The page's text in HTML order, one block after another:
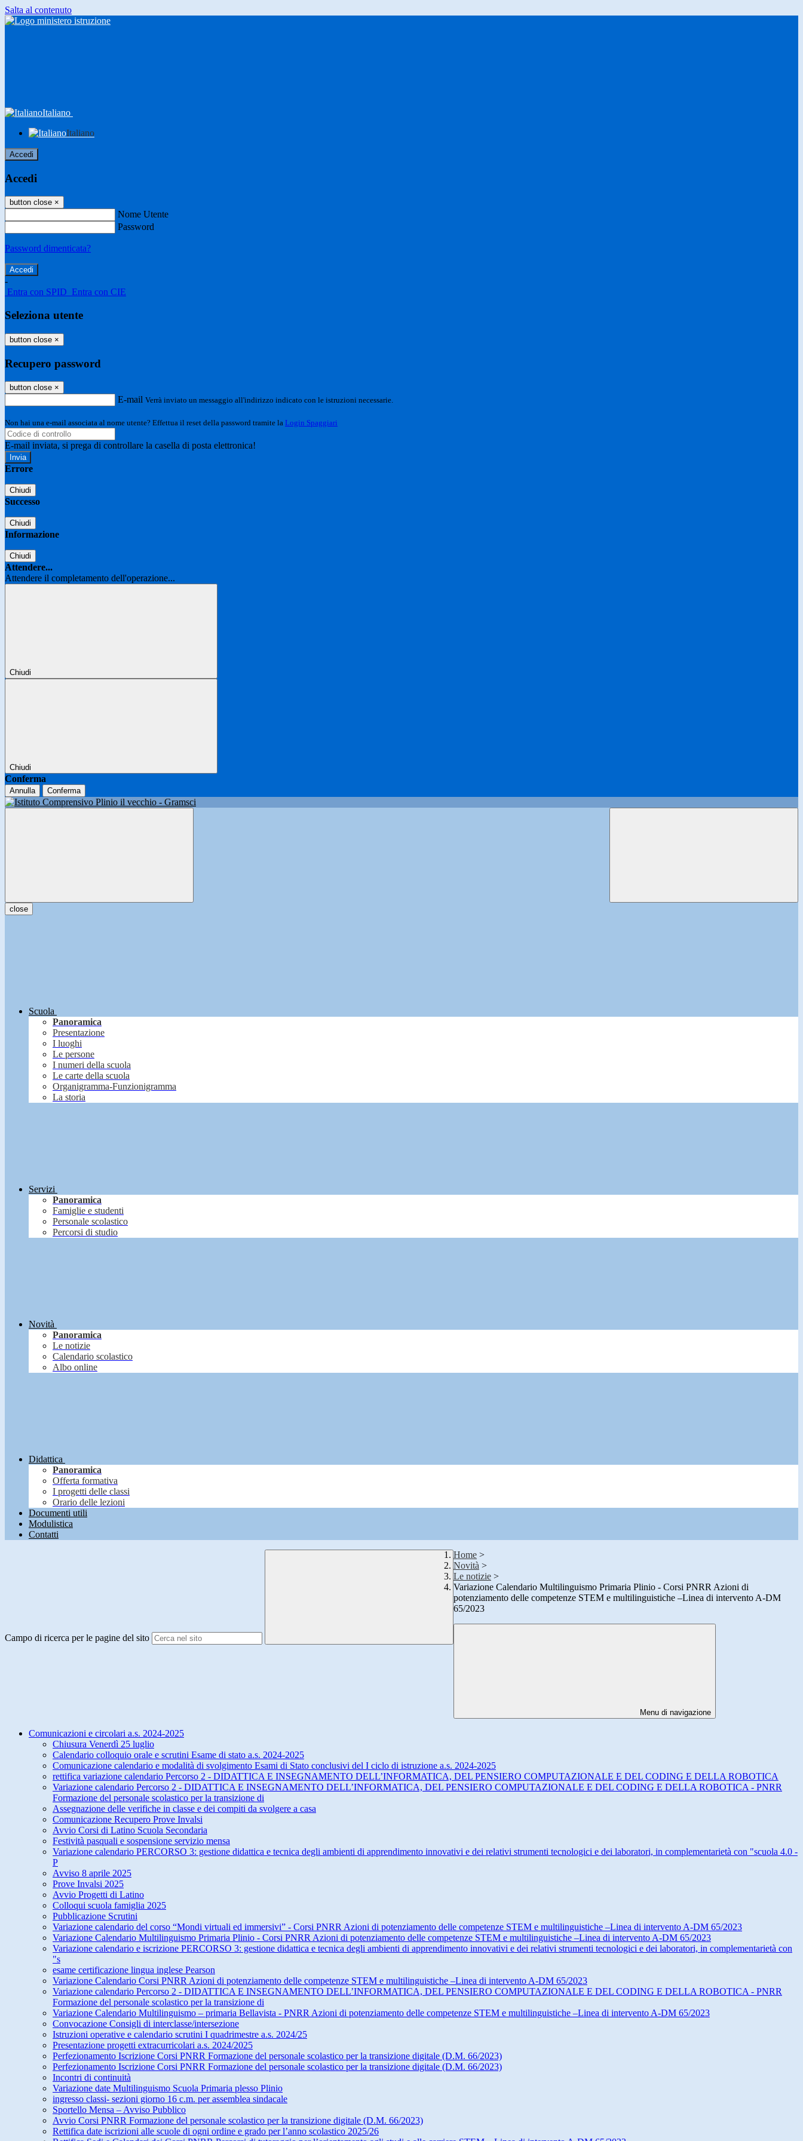
Salta al contenuto
Italiano
Italiano
Accedi
Accedi
button close ×
Nome Utente
Password
Password dimenticata?
-
Entra con SPID Entra con CIE
Seleziona utente
button close ×
Recupero password
button close ×
E-mail Verrà inviato un messaggio all'indirizzo indicato con le istruzioni necessarie.
Non hai una e-mail associata al nome utente? Effettua il reset della password tramite la Login Spaggiari
E-mail inviata, si prega di controllare la casella di posta elettronica!
Errore
Chiudi
Successo
Chiudi
Informazione
Chiudi
Attendere...
Attendere il completamento dell'operazione...
Chiudi
Chiudi
Conferma
Annulla Conferma
close
Scuola
Panoramica
Presentazione
I luoghi
Le persone
I numeri della scuola
Le carte della scuola
Organigramma-Funzionigramma
La storia
Servizi
Panoramica
Famiglie e studenti
Personale scolastico
Percorsi di studio
Novità
Panoramica
Le notizie
Calendario scolastico
Albo online
Didattica
Panoramica
Offerta formativa
I progetti delle classi
Orario delle lezioni
Documenti utili
Modulistica
Contatti
Campo di ricerca per le pagine del sito
Home >
Novità >
Le notizie >
Variazione Calendario Multilinguismo Primaria Plinio - Corsi PNRR Azioni di
potenziamento delle competenze STEM e multilinguistiche –Linea di intervento A-DM
65/2023
Menu di navigazione
Comunicazioni e circolari a.s. 2024-2025
Chiusura Venerdì 25 luglio
Calendario colloquio orale e scrutini Esame di stato a.s. 2024-2025
Comunicazione calendario e modalità di svolgimento Esami di Stato conclusivi del I ciclo di istruzione a.s. 2024-2025
rettifica variazione calendario Percorso 2 - DIDATTICA E INSEGNAMENTO DELL’INFORMATICA, DEL PENSIERO COMPUTAZIONALE E DEL CODING E DELLA ROBOTICA
Variazione calendario Percorso 2 - DIDATTICA E INSEGNAMENTO DELL’INFORMATICA, DEL PENSIERO COMPUTAZIONALE E DEL CODING E DELLA ROBOTICA - PNRR
Formazione del personale scolastico per la transizione di
Assegnazione delle verifiche in classe e dei compiti da svolgere a casa
Comunicazione Recupero Prove Invalsi
Avvio Corsi di Latino Scuola Secondaria
Festività pasquali e sospensione servizio mensa
Variazione calendario PERCORSO 3: gestione didattica e tecnica degli ambienti di apprendimento innovativi e dei relativi strumenti tecnologici e dei laboratori, in complementarietà con "scuola 4.0 -
P
Avviso 8 aprile 2025
Prove Invalsi 2025
Avvio Progetti di Latino
Colloqui scuola famiglia 2025
Pubblicazione Scrutini
Variazione calendario del corso “Mondi virtuali ed immersivi” - Corsi PNRR Azioni di potenziamento delle competenze STEM e multilinguistiche –Linea di intervento A-DM 65/2023
Variazione Calendario Multilinguismo Primaria Plinio - Corsi PNRR Azioni di potenziamento delle competenze STEM e multilinguistiche –Linea di intervento A-DM 65/2023
Variazione calendario e iscrizione PERCORSO 3: gestione didattica e tecnica degli ambienti di apprendimento innovativi e dei relativi strumenti tecnologici e dei laboratori, in complementarietà con
"s
esame certificazione lingua inglese Pearson
Variazione Calendario Corsi PNRR Azioni di potenziamento delle competenze STEM e multilinguistiche –Linea di intervento A-DM 65/2023
Variazione calendario Percorso 2 - DIDATTICA E INSEGNAMENTO DELL’INFORMATICA, DEL PENSIERO COMPUTAZIONALE E DEL CODING E DELLA ROBOTICA - PNRR
Formazione del personale scolastico per la transizione di
Variazione Calendario Multilinguismo – primaria Bellavista - PNRR Azioni di potenziamento delle competenze STEM e multilinguistiche –Linea di intervento A-DM 65/2023
Convocazione Consigli di interclasse/intersezione
Istruzioni operative e calendario scrutini I quadrimestre a.s. 2024/25
Presentazione progetti extracurricolari a.s. 2024/2025
Perfezionamento Iscrizione Corsi PNRR Formazione del personale scolastico per la transizione digitale (D.M. 66/2023)
Perfezionamento Iscrizione Corsi PNRR Formazione del personale scolastico per la transizione digitale (D.M. 66/2023)
Incontri di continuità
Variazione date Multilinguismo Scuola Primaria plesso Plinio
ingresso classi- sezioni giorno 16 c.m. per assemblea sindacale
Sportello Mensa – Avviso Pubblico
Avvio Corsi PNRR Formazione del personale scolastico per la transizione digitale (D.M. 66/2023)
Rettifica date iscrizioni alle scuole di ogni ordine e grado per l’anno scolastico 2025/26